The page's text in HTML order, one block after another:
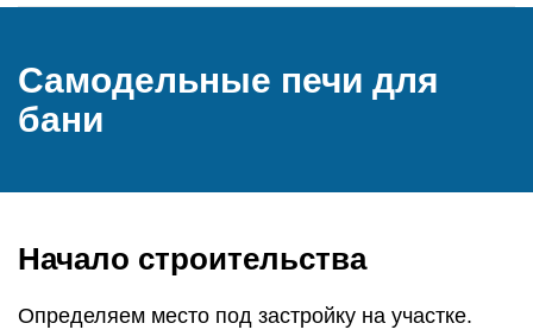
Самодельные печи для
бани
Начало строительства
Определяем место под застройку на участке.